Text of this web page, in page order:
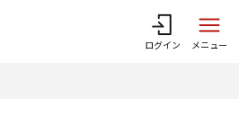
ログイン メニュー